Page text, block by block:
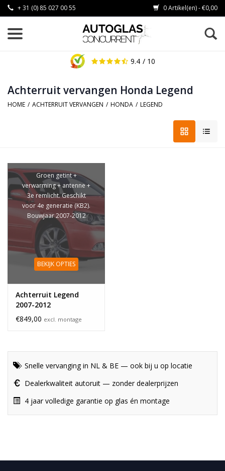
+ 31 (0) 85 027 00 55 0 Artikel(en) - €0,00
9.4 / 10
Achterruit vervangen Honda Legend
HOME / ACHTERRUIT VERVANGEN / HONDA / LEGEND
Groen getint +
verwarming + antenne +
3e remlicht. Geschikt
voor 4e generatie (KB2).
Bouwjaar 2007-2012
BEKIJK OPTIES
Achterruit Legend
2007-2012
€849,00 excl. montage
Snelle vervanging in NL & BE — ook bij u op locatie
Dealerkwaliteit autoruit — zonder dealerprijzen
4 jaar volledige garantie op glas én montage